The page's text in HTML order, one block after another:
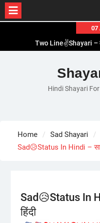
content
07
Two Line✌️Shayari –
Romantic Love😽Status
Love🥳Poetry In Hindi –
1 Line☝️Shayari In Hindi –
Hindi Shayari
Home
Sad Shayari
Sad😥Status In Hindi –
Sad😥Status In
हिंदी